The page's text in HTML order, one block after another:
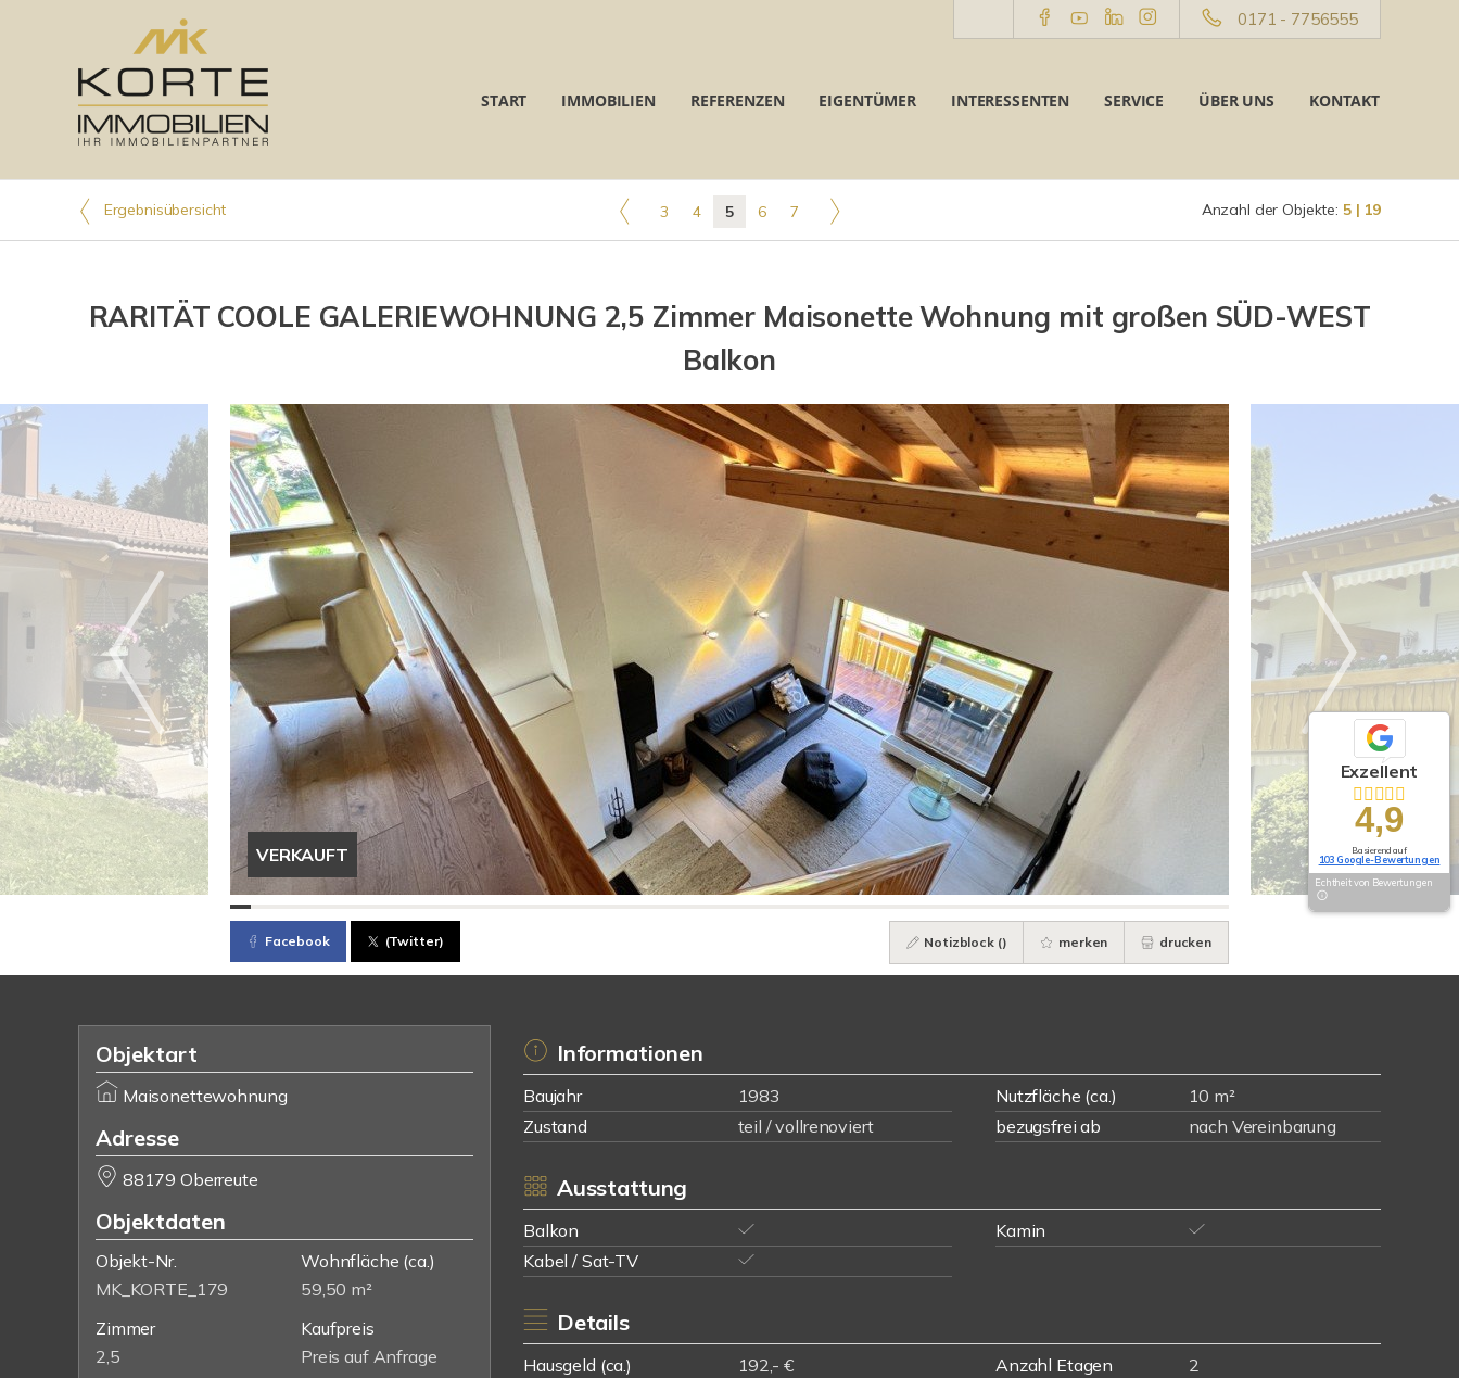
0171 - 7756555
START IMMOBILIEN REFERENZEN EIGENTÜMER INTERESSENTEN SERVICE ÜBER UNS KONTAKT
Ergebnisübersicht 3 4 5 6 7 Anzahl der Objekte: 5 | 19
RARITÄT COOLE GALERIEWOHNUNG 2,5 Zimmer Maisonette Wohnung mit großen SÜD-WEST
Balkon
VERKAUFT
Facebook (Twitter) Notizblock () merken drucken
Objektart
Maisonettewohnung
Adresse
88179 Oberreute
Objektdaten
Objekt-Nr.
MK_KORTE_179
Wohnfläche (ca.)
59,50 m²
Zimmer
2,5
Kaufpreis
Preis auf Anfrage
Informationen
Baujahr 1983 Nutzfläche (ca.)
10 m²
Zustand
teil / vollrenoviert bezugsfrei ab nach Vereinbarung
Ausstattung
Balkon
Kamin
Kabel / Sat-TV
Details
Hausgeld (ca.) 192,- € Anzahl Etagen
2
Exzellent
4,9
Basierend auf
103 Google-Bewertungen
Echtheit von Bewertungen